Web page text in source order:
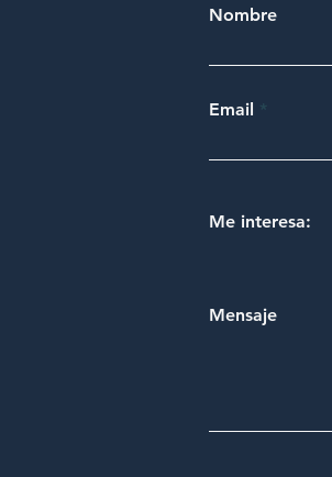
Nombre
Email
Me interesa:
Mensaje